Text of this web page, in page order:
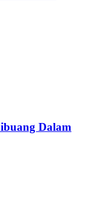
Dalam